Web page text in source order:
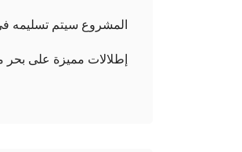
المشروع سيتم تسليمه في
إطلالات مميزة على